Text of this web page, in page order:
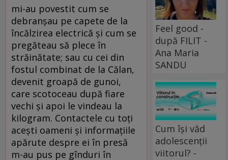
mi-au povestit cum se
debranşau pe capete de la
încălzirea electrică şi cum se
pregăteau să plece în
străinătate; sau cu cei din
fostul combinat de la Călan,
devenit groapă de gunoi,
care scotoceau după fiare
vechi şi apoi le vindeau la
kilogram. Contactele cu toţi
aceşti oameni şi informaţiile
apărute despre ei în presă
m-au pus pe gînduri în
Feel good -
după FILIT -
Ana Maria
SANDU
Cum își văd
adolescenții
viitorul? -